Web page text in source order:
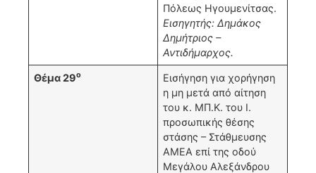
Πόλεως Ηγουμενίτσας.
Εισηγητής: Δημάκος
Δημήτριος –
Αντιδήμαρχος.
Θέμα 29ο
Εισήγηση για χορήγηση
η μη μετά από αίτηση
του κ. ΜΠ.Κ. του Ι.
προσωπικής θέσης
στάσης – Στάθμευσης
ΑΜΕΑ επί της οδού
Μεγάλου Αλεξάνδρου